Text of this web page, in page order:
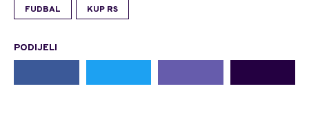
FUDBAL KUP RS
PODIJELI